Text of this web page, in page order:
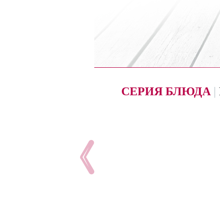
СЕРИЯ БЛЮДА |